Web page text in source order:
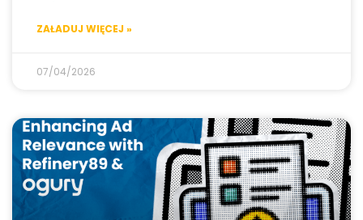
ZAŁADUJ WIĘCEJ »
07/04/2026